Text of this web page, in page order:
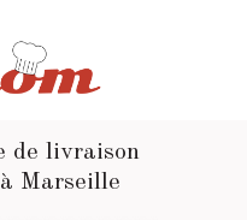
de livraison
Marseille